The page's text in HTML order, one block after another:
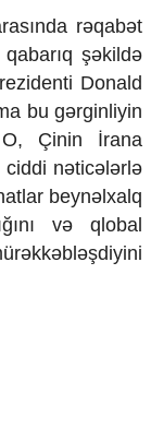
rəqabət
şəkildə
Donald
bu gərginliyin
Çinin İrana
nəticələrlə
beynəlxalq
və qlobal